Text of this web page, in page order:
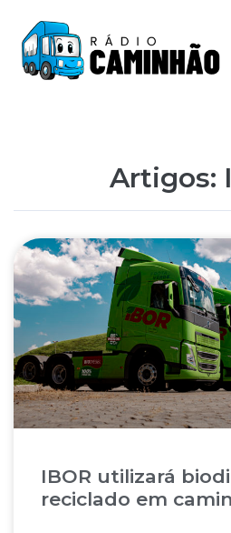
Artigos:
IBOR utilizará
reciclado em